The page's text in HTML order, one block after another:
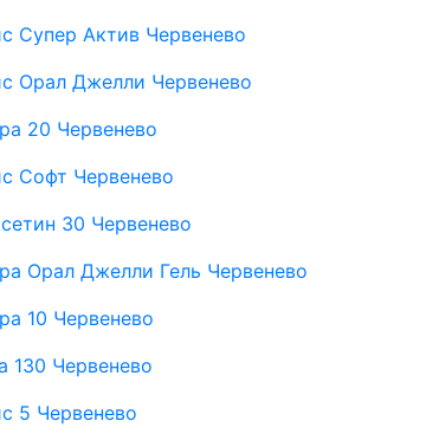
Супер Актив Червенево
Орал Джелли Червенево
20 Червенево
Софт Червенево
30 Червенево
Орал Джелли Гель Червенево
10 Червенево
130 Червенево
5 Червенево